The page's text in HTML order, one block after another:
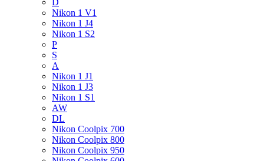
D
Nikon 1 V1
Nikon 1 J4
Nikon 1 S2
P
S
A
Nikon 1 J1
Nikon 1 J3
Nikon 1 S1
AW
DL
Nikon Coolpix 700
Nikon Coolpix 800
Nikon Coolpix 950